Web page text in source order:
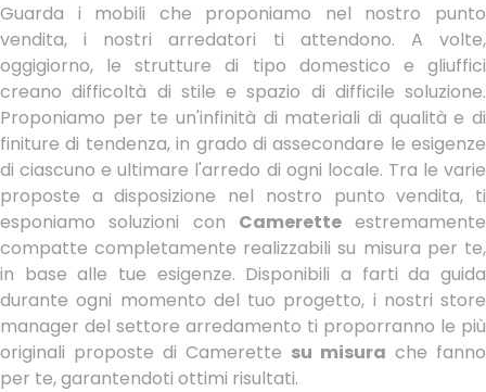
Guarda i mobili che proponiamo nel nostro punto
vendita, i nostri arredatori ti attendono. A volte,
oggigiorno, le strutture di tipo domestico e gliuffici
creano difficoltà di stile e spazio di difficile soluzione.
Proponiamo per te un'infinità di materiali di qualità e di
finiture di tendenza, in grado di assecondare le esigenze
di ciascuno e ultimare l'arredo di ogni locale. Tra le varie
proposte a disposizione nel nostro punto vendita, ti
esponiamo soluzioni con Cameretteestremamente
compatte completamente realizzabili su misura per te,
in base alle tue esigenze. Disponibili a farti da guida
durante ogni momento del tuo progetto, i nostri store
manager del settore arredamento ti proporranno le più
originali proposte di Camerette su misura che fanno
per te, garantendoti ottimi risultati.